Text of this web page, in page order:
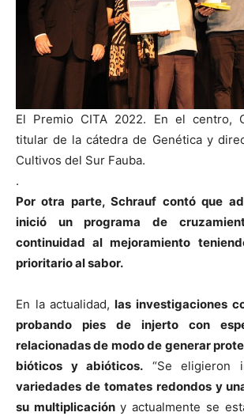
El Premio CITA 2022. En el centro,
titular de la cátedra de Genética y
Cultivos del Sur Fauba.
.
Por otra parte, Schrauf contó que
inició un programa de
continuidad al mejoramiento
prioritario al sabor.
En la actualidad, las investigaciones
probando pies de injerto con
relacionadas de modo de generar
bióticos y abióticos. “Se eligieron
variedades de tomates redondos y
su multiplicacióny actualmente se